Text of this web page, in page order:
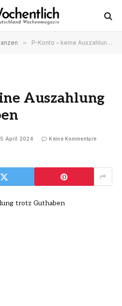
» P-Konto – keine Auszahlung trotz Guthaben
Auszahlung
5 April 2024 Keine Kommentare